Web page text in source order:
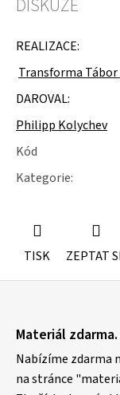
DISKUZE
REALIZACE:
Transforma Tábor
DAROVAL:
Philipp Kolychev
Kód
Kategorie:
TISK ZEPTAT
u
e
m
e
ŽIDLE
200KS
ČESKÝ
KRUMLOV
Materiál
Nabízíme zdarma
na stránce